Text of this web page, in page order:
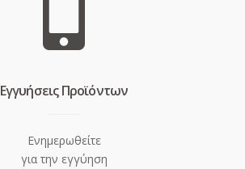
Eγγυήσεις Προϊόντων
Ενημερωθείτε
για την εγγύηση